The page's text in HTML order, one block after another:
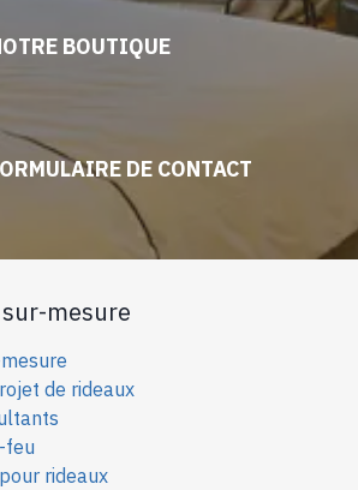
BOUTIQUE
DE CONTACT
mesure
de rideaux
feu
rideaux